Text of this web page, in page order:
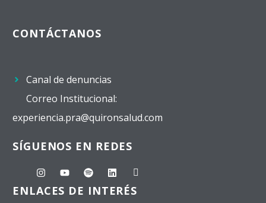
CONTÁCTANOS
Canal de denuncias
Correo Institucional:
experiencia.pra@quironsalud.com
SÍGUENOS EN REDES
ENLACES DE INTERÉS